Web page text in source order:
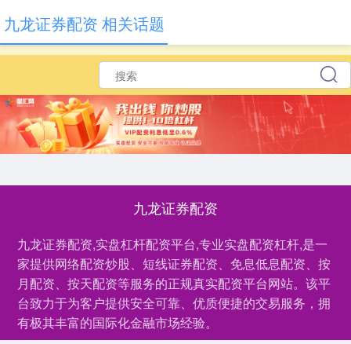
九龙证券配资
九龙证券配资,实盘杠杆配资平台,专业实盘配资杠杆,是一
家提供网络配资炒股、短线证券配资、免息低息配资、按
月配资、按天配资等服务的正规真实配资平台网站。该平
台致力于为客户提供安全可靠、优质便捷的交易服务，拥
有极其丰富的国际化金融市场经验。
九龙证券配资 相关话题